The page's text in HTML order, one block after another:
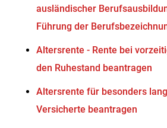
ausländischer
Führung der
Altersrente - Rente bei
den Ruhestand beantragen
Altersrente für besonders
Versicherte beantragen